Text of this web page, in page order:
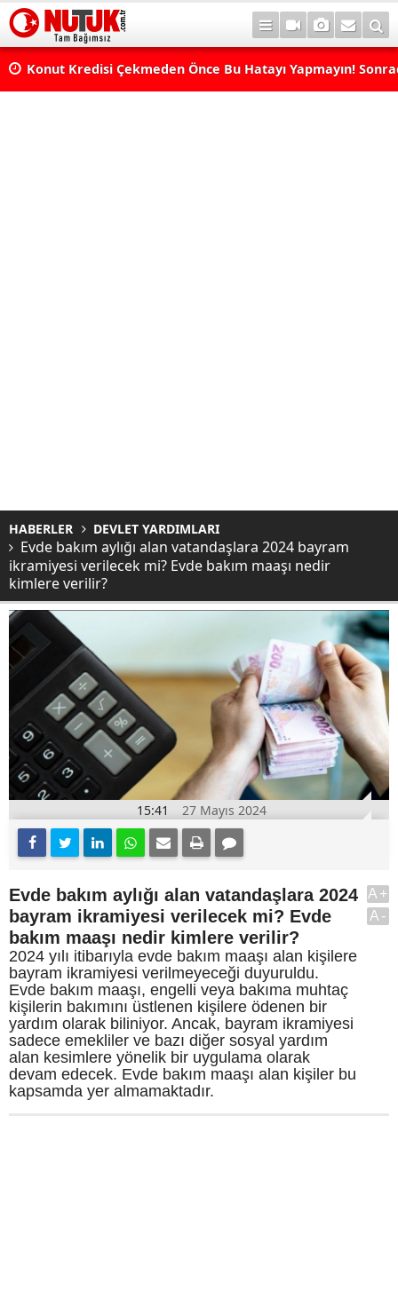
Konut Kredisi Çekmeden Önce Bu Hatayı Yapmayın!
HABERLER DEVLET YARDIMLARI
Evde bakım aylığı alan vatandaşlara 2024 bayram
ikramiyesi verilecek mi? Evde bakım maaşı nedir
kimlere verilir?
15:41 27 Mayıs 2024
Evde bakım aylığı alan vatandaşlara 2024
bayram ikramiyesi verilecek mi? Evde
bakım maaşı nedir kimlere verilir?
2024 yılı itibarıyla evde bakım maaşı alan kişilere
bayram ikramiyesi verilmeyeceği duyuruldu.
Evde bakım maaşı, engelli veya bakıma muhtaç
kişilerin bakımını üstlenen kişilere ödenen bir
yardım olarak biliniyor. Ancak, bayram ikramiyesi
sadece emekliler ve bazı diğer sosyal yardım
alan kesimlere yönelik bir uygulama olarak
devam edecek. Evde bakım maaşı alan kişiler bu
kapsamda yer almamaktadır.
A+
A-